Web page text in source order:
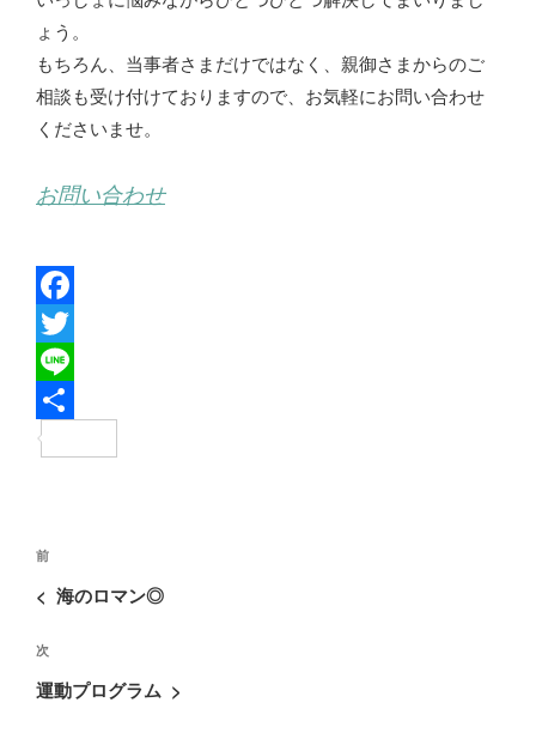
ょう。
もちろん、当事者さまだけではなく、親御さまからのご
相談も受け付けておりますので、お気軽にお問い合わせ
くださいませ。
お問い合わせ
F
a
c
e
o
k
T
w
i
e
r
L
i
投
稿
ナ
ビ
ゲ
ー
過
去
投
稿
前
< 海のロマン◎
次
の
次
運動プログラム >